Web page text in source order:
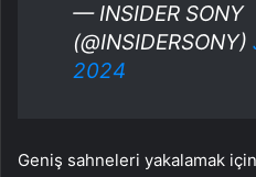
— INSIDER SONY
(@INSIDERSONY)
2024
Geniş sahneleri yakalamak